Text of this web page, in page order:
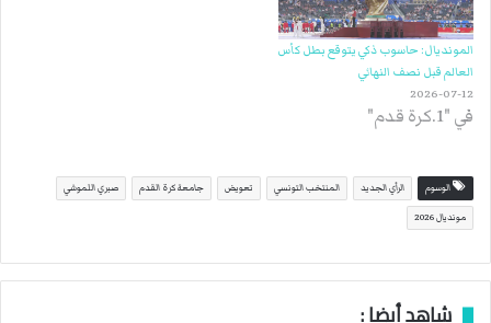
المونديال: حاسوب ذكي يتوقع بطل كأس
العالم قبل نصف النهائي
2026-07-12
في "1.كرة قدم"
الوسوم الرأي الجديد المنتخب التونسي تعويض جامعة كرة القدم صبري اللموشي
مونديال 2026
شاهد أيضا :